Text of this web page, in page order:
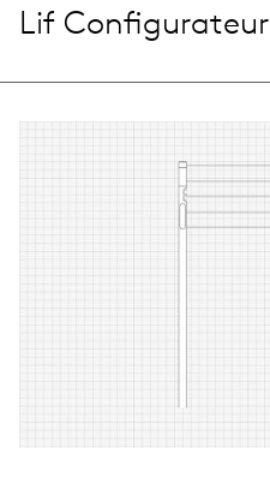
Lif Configurateur